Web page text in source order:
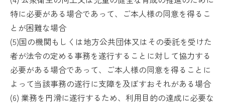
特に必要がある場合であって、ご本人様の同意を得るこ
とが困難な場合
(5)国の機関もしくは地方公共団体又はその委託を受けた
者が法令の定める事務を遂行することに対して協力する
必要がある場合であって、ご本人様の同意を得ることに
よって当該事務の遂行に支障を及ぼすおそれがある場合
(6) 業務を円滑に遂行するため、利用目的の達成に必要な